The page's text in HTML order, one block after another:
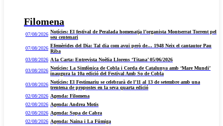
Filomena
07/08/2026 Notícies: El festival de Peralada homenatja l’organista Montserrat Torrent pel
seu centenari
07/08/2026 Efemèrides del Dia: Tal dia com avui però de… 1948 Neix el cantautor Pau
Riba
03/08/2026 A la Carta: Entrevista Noèlia Llorens ‘Titana’ 05/06/2026
03/08/2026 Notícies: La Simfònica de Cobla i Corda de Catalunya amb ‘Mare Mundi’
inaugura la 10a edició del Festival Amb So de Cobla
03/08/2026 Notícies: El Festimariu se celebrarà de l’11 al 13 de setembre amb una
trentena de propostes en la seva quarta edició
02/08/2026 Agenda: Filomena
02/08/2026 Agenda: Andrea Motis
02/08/2026 Agenda: Sopa de Cabra
02/08/2026 Agenda: Naina i La Fúmiga